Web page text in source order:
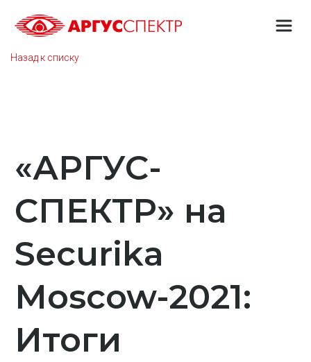
Назад к списку
«АРГУС-
СПЕКТР» на
Securika
Moscow-2021:
Итоги